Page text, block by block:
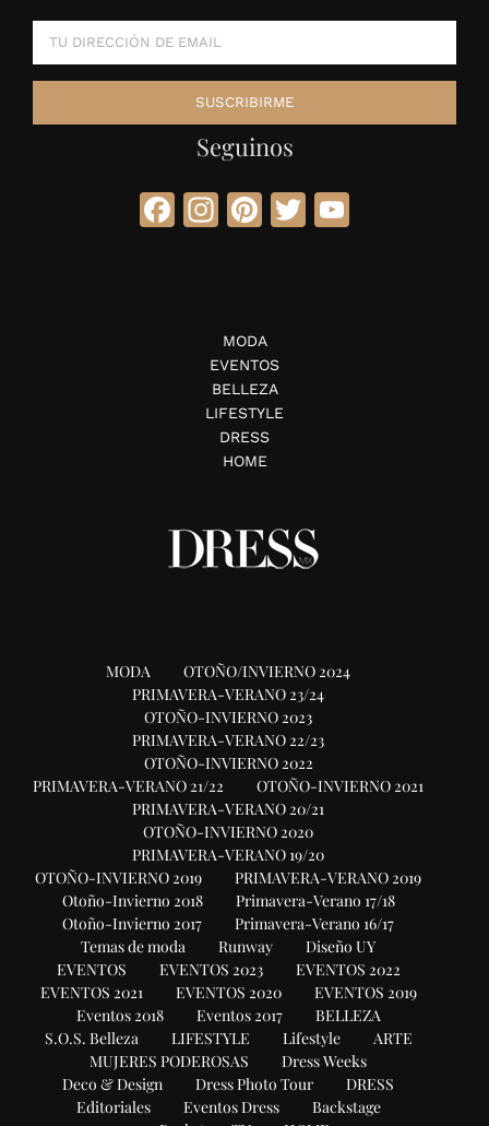
Seguinos
Facebook
Instagram
Pinterest
Twitter
MODA
EVENTOS
BELLEZA
LIFESTYLE
DRESS
HOME
MODA
OTOÑO/INVIERNO 2024
PRIMAVERA-VERANO 23/24
OTOÑO-INVIERNO 2023
PRIMAVERA-VERANO 22/23
OTOÑO-INVIERNO 2022
PRIMAVERA-VERANO 21/22
OTOÑO-INVIERNO 2021
PRIMAVERA-VERANO 20/21
OTOÑO-INVIERNO 2020
PRIMAVERA-VERANO 19/20
OTOÑO-INVIERNO 2019
PRIMAVERA-VERANO 2019
Otoño-Invierno 2018
Primavera-Verano 17/18
Otoño-Invierno 2017
Primavera-Verano 16/17
Temas de moda
Runway
Diseño UY
EVENTOS
EVENTOS 2023
EVENTOS 2022
EVENTOS 2021
EVENTOS 2020
EVENTOS 2019
Eventos 2018
Eventos 2017
BELLEZA
S.O.S. Belleza
LIFESTYLE Lifestyle
ARTE
MUJERES PODEROSAS
Dress Weeks
Deco & Design
Dress Photo Tour
DRESS
Editoriales
Eventos Dress
Backstage